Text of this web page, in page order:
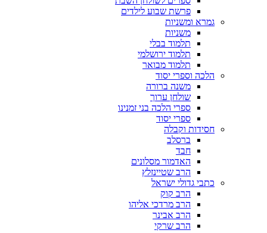
פרשת שבוע לילדים
גמרא ומשניות
משניות
תלמוד בבלי
תלמוד ירושלמי
תלמוד מבואר
הלכה וספרי יסוד
משנה ברורה
שולחן ערוך
ספרי הלכה בני זמנינו
ספרי יסוד
חסידות וקבלה
ברסלב
חבד
האדמור מסלונים
הרב שטיינזלץ
כתבי גדולי ישראל
הרב קוק
הרב מרדכי אליהו
הרב אבינר
הרב שרקי